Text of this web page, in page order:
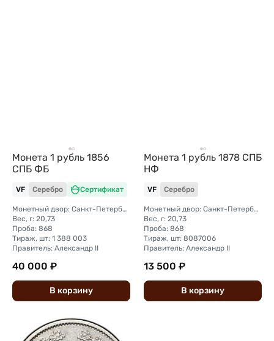
Монета 1 рубль 1856
СПБ ФБ
VF Серебро Сертификат
Монетный двор: Санкт-Петербургский монетный двор
Вес, г: 20,73
Проба: 868
Тираж, шт: 1 388 003
Правитель: Александр II
40 000 ₽
В корзину
Монета 1 рубль 1878 СПБ
НФ
VF Серебро
Монетный двор: Санкт-Петербургский монетный двор
Вес, г: 20,73
Проба: 868
Тираж, шт: 8087006
Правитель: Александр II
13 500 ₽
В корзину